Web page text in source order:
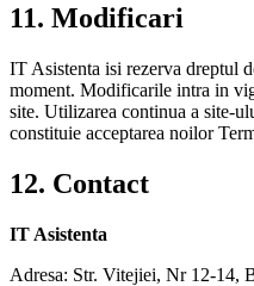
11. Modificari
IT Asistenta isi rezerva dreptul
moment. Modificarile intra in
site. Utilizarea continua a site-
constituie acceptarea noilor
12. Contact
IT Asistenta
Adresa: Str. Vitejiei, Nr 12-14,